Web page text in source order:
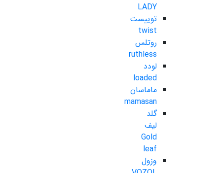
LADY
توییست
twist
روتلس
ruthless
لودد
loaded
ماماسان
mamasan
گلد
لیف
Gold
leaf
وزول